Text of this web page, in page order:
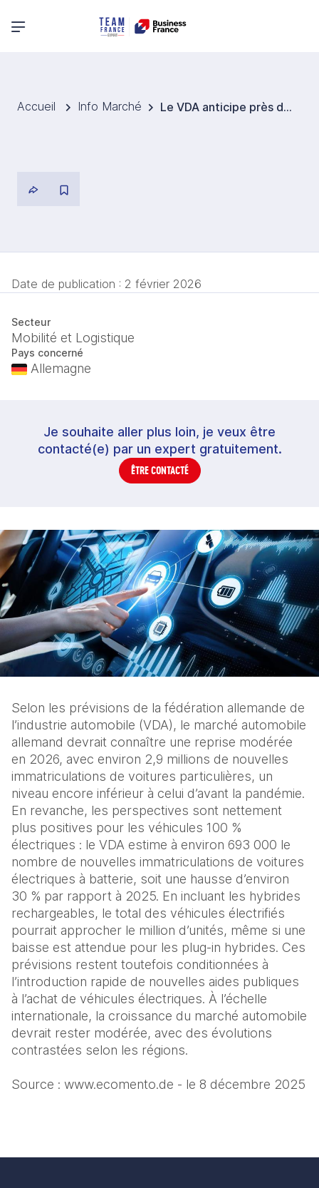
Menu principal
Accueil Info Marché Le VDA anticipe près de 693 000 immatriculations de voitures électriques en Allemagne en 2026
Date de publication : 2 février 2026
Secteur
Mobilité et Logistique
Pays concerné
Allemagne
Je souhaite aller plus loin, je veux être
contacté(e) par un expert gratuitement.
ÊTRE CONTACTÉ
Selon les prévisions de la fédération allemande de
l’industrie automobile (VDA), le marché automobile
allemand devrait connaître une reprise modérée
en 2026, avec environ 2,9 millions de nouvelles
immatriculations de voitures particulières, un
niveau encore inférieur à celui d’avant la pandémie.
En revanche, les perspectives sont nettement
plus positives pour les véhicules 100 %
électriques : le VDA estime à environ 693 000 le
nombre de nouvelles immatriculations de voitures
électriques à batterie, soit une hausse d’environ
30 % par rapport à 2025. En incluant les hybrides
rechargeables, le total des véhicules électrifiés
pourrait approcher le million d’unités, même si une
baisse est attendue pour les plug-in hybrides. Ces
prévisions restent toutefois conditionnées à
l’introduction rapide de nouvelles aides publiques
à l’achat de véhicules électriques. À l’échelle
internationale, la croissance du marché automobile
devrait rester modérée, avec des évolutions
contrastées selon les régions.
Source : www.ecomento.de - le 8 décembre 2025